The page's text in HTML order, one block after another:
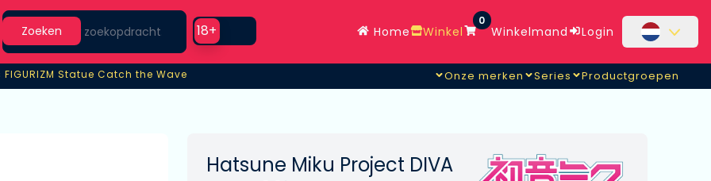
Search
Zoeken
Use setting
18+ Home Winkel
0
Winkelmand Login
Statue Catch the Wave
Statue Catch the Wave Onze merken Series Productgroepen
Hatsune Miku Project DIVA